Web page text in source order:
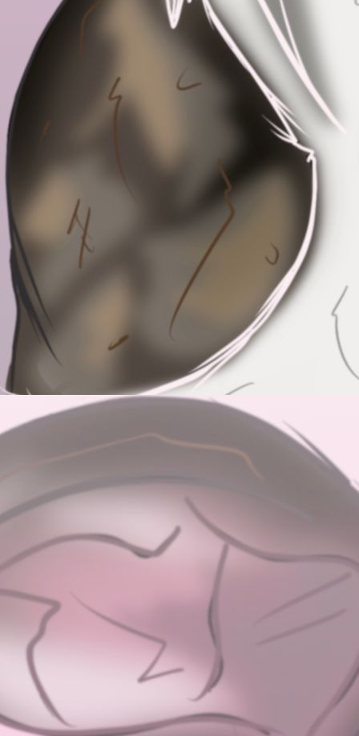
IMG_6218